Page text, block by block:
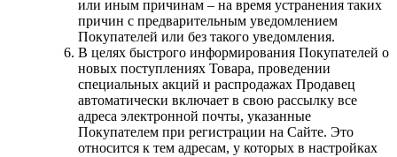
или иным причинам – на время устранения таких
причин с предварительным уведомлением
Покупателей или без такого уведомления.
В целях быстрого информирования Покупателей о
новых поступлениях Товара, проведении
специальных акций и распродажах Продавец
автоматически включает в свою рассылку все
адреса электронной почты, указанные
Покупателем при регистрации на Сайте. Это
относится к тем адресам, у которых в настройках